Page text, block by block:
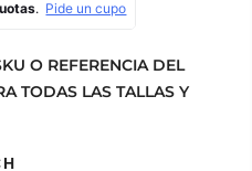
O REFERENCIA DEL
TODAS LAS TALLAS Y